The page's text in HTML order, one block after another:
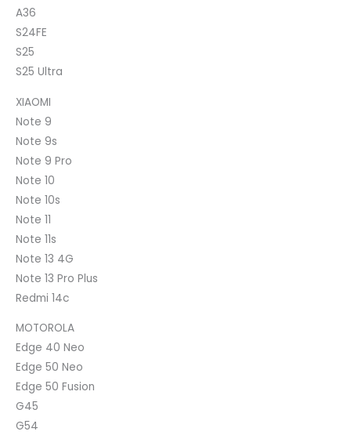
A36
S24FE
S25
S25 Ultra
XIAOMI
Note 9
Note 9s
Note 9 Pro
Note 10
Note 10s
Note 11
Note 11s
Note 13 4G
Note 13 Pro Plus
Redmi 14c
MOTOROLA
Edge 40 Neo
Edge 50 Neo
Edge 50 Fusion
G45
G54